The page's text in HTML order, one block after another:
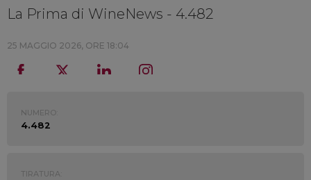
La Prima di WineNews - 4.482
25 MAGGIO 2026, ORE 18:04
NUMERO:
4.482
TIRATURA: